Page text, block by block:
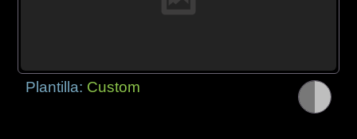
Plantilla: Custom